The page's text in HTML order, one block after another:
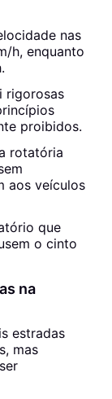
nas
h, enquanto
rigorosas
proibidos.
rotatória
aos veículos
que
o cinto
na
estradas
mas